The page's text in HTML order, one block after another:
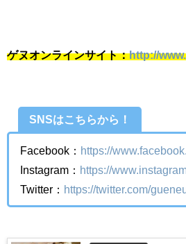
ゲヌオンラインサイト：http://
SNSはこちらから！
Facebook： https://
Instagram： https://
Twitter： https://twitter.com/